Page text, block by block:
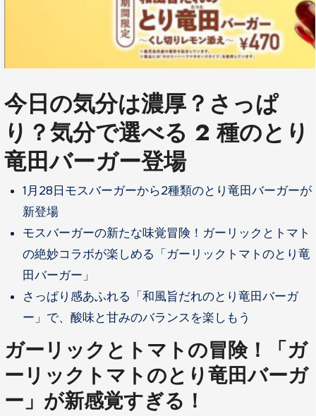
今日の気分は濃厚？さっぱ
り？気分で選べる 2 種のとり
竜田バーガー登場
1月28日モスバーガーから2種類のとり竜田バーガーが
新登場
モスバーガーの新たな味覚冒険！ガーリックとトマト
の絶妙コラボが楽しめる「ガーリックトマトのとり竜
田バーガー」
さっぱり感あふれる「和風旨だれのとり竜田バーガ
ー」で、酸味と甘みのバランスを楽しもう
ガーリックとトマトの冒険！「ガ
ーリックトマトのとり竜田バーガ
ー」が新感覚すぎる！